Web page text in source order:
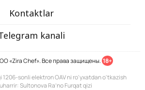
Kontaktlar
kanali
«Zira Chef». Все права защищены. 18+
1206-sonli elektron OAV ni ro'yxatdan o'tkazish
Sultonova Ra’no Furqat qizi